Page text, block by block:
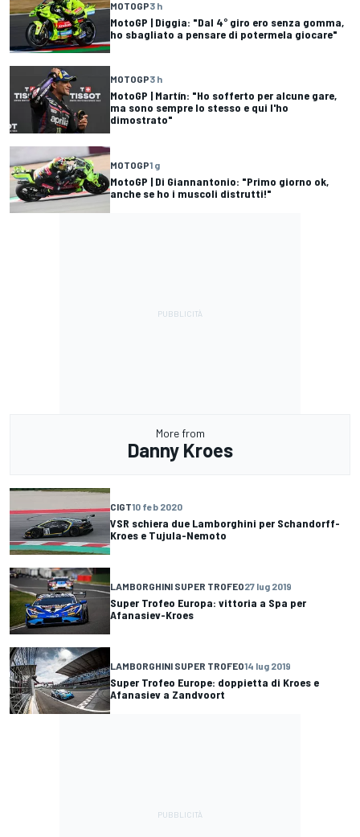
MOTOGP3 h
MotoGP | Diggia: "Dal 4° giro ero senza gomma,
ho sbagliato a pensare di potermela giocare"
MOTOGP3 h
MotoGP | Martín: "Ho sofferto per alcune gare,
ma sono sempre lo stesso e qui l'ho
dimostrato"
MOTOGP1 g
MotoGP | Di Giannantonio: "Primo giorno ok,
anche se ho i muscoli distrutti!"
More from
Danny Kroes
CIGT10 feb 2020
VSR schiera due Lamborghini per Schandorff-
Kroes e Tujula-Nemoto
LAMBORGHINI SUPER TROFEO27 lug 2019
Super Trofeo Europa: vittoria a Spa per
Afanasiev-Kroes
LAMBORGHINI SUPER TROFEO14 lug 2019
Super Trofeo Europe: doppietta di Kroes e
Afanasiev a Zandvoort